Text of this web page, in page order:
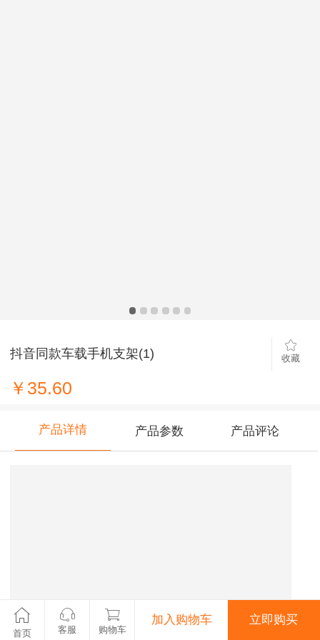
抖音同款车载手机支架(1) 收藏
￥35.60
产品详情 产品参数 产品评论
首页 客服 购物车
加入购物车 立即购买